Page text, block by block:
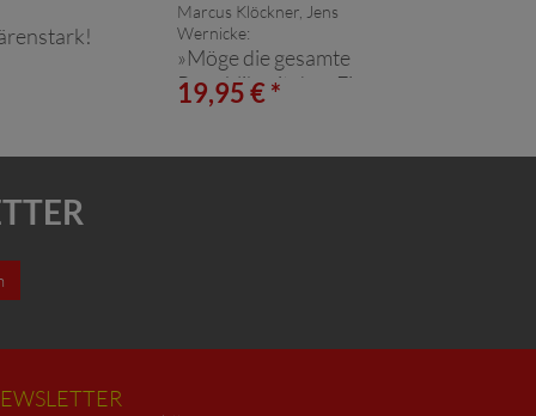
Marcus Klöckner, Jens
Wernicke:
»Möge die gesamte
Republik mit dem Finger
auf sie zeigen.«: Das
seine Täter
19,95 € *